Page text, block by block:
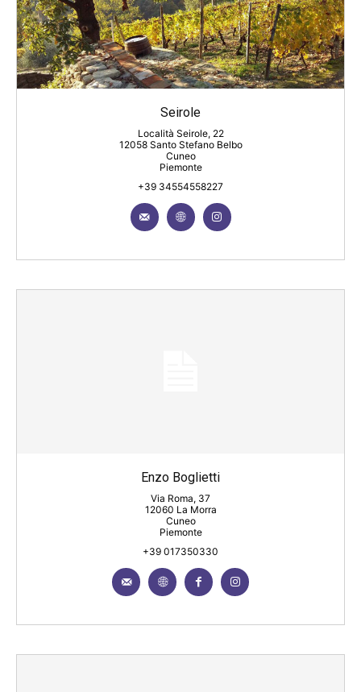
Seirole
Località Seirole, 22
12058 Santo Stefano Belbo
Cuneo
Piemonte
+39 34554558227
Enzo Boglietti
Via Roma, 37
12060 La Morra
Cuneo
Piemonte
+39 017350330